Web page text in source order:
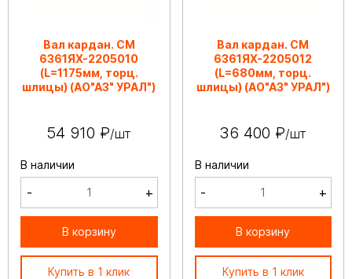
Вал кардан. СМ
6361ЯХ-2205010
(L=1175мм, торц.
шлицы) (АО"АЗ" УРАЛ")
54 910 ₽/шт
В наличии
- +
В корзину
Купить в 1 клик
Вал кардан. СМ
6361ЯХ-2205012
(L=680мм, торц.
шлицы) (АО"АЗ" УРАЛ")
36 400 ₽/шт
В наличии
- +
В корзину
Купить в 1 клик